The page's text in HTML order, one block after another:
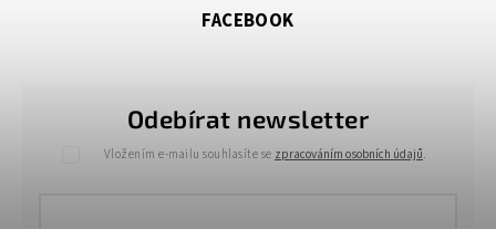
Odebírat newsletter
Vložením e-mailu souhlasíte se zpracováním osobních údajů.
FACEBOOK